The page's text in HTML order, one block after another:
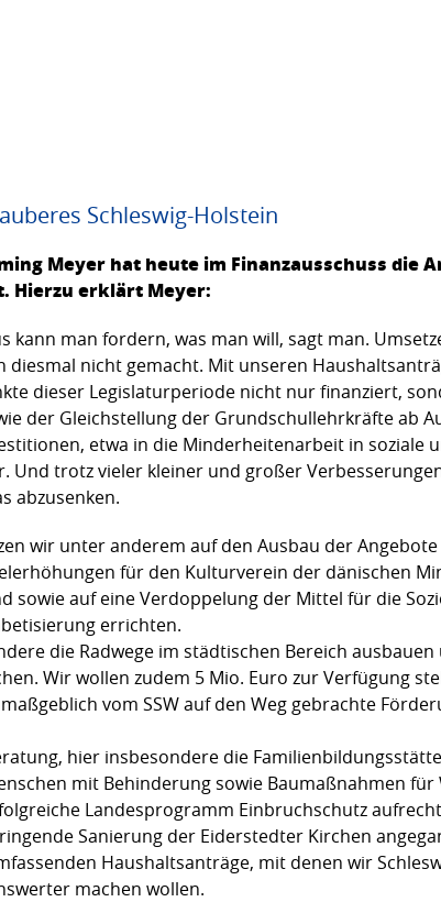
Schleswig-Holstein
Meyer hat heute im Finanzausschuss die
Hierzu erklärt Meyer:
kann man fordern, was man will, sagt man.
nicht gemacht. Mit unseren
dieser Legislaturperiode nicht nur finanziert,
der Gleichstellung der Grundschullehrkräfte ab
etwa in die Minderheitenarbeit in soziale
Und trotz vieler kleiner und großer
abzusenken.
wir unter anderem auf den Ausbau der
für den Kulturverein der dänischen
auf eine Verdoppelung der Mittel für die
errichten.
die Radwege im städtischen Bereich
Wir wollen zudem 5 Mio. Euro zur Verfügung
vom SSW auf den Weg gebrachte
hier insbesondere die
mit Behinderung sowie Baumaßnahmen
Landesprogramm Einbruchschutz
Sanierung der Eiderstedter Kirchen
Haushaltsanträge, mit denen wir
machen wollen.